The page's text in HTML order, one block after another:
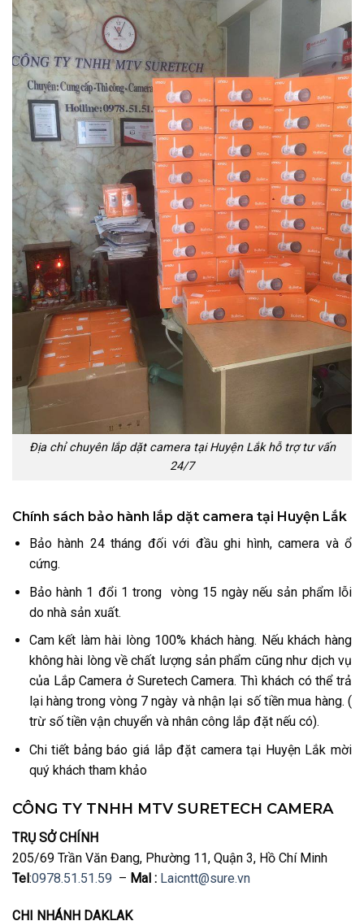
Địa chỉ chuyên lắp dặt camera tại Huyện Lắk hỗ trợ tư vấn
24/7
Chính sách bảo hành lắp dặt camera tại Huyện Lắk
Bảo hành 24 tháng đối với đầu ghi hình, camera và ổ
cứng.
Bảo hành 1 đổi 1 trong vòng 15 ngày nếu sản phẩm lỗi
do nhà sản xuất.
Cam kết làm hài lòng 100% khách hàng. Nếu khách hàng
không hài lòng về chất lượng sản phẩm cũng như dịch vụ
của Lắp Camera ở Suretech Camera. Thì khách có thể trả
lại hàng trong vòng 7 ngày và nhận lại số tiền mua hàng. (
trừ số tiền vận chuyển và nhân công lắp đặt nếu có).
Chi tiết bảng báo giá lắp đặt camera tại Huyện Lắk mời
quý khách tham khảo
CÔNG TY TNHH MTV SURETECH CAMERA
TRỤ SỞ CHÍNH
205/69 Trần Văn Đang, Phường 11, Quận 3, Hồ Chí Minh
Tel:0978.51.51.59 – Mal : Laicntt@sure.vn
CHI NHÁNH DAKLAK